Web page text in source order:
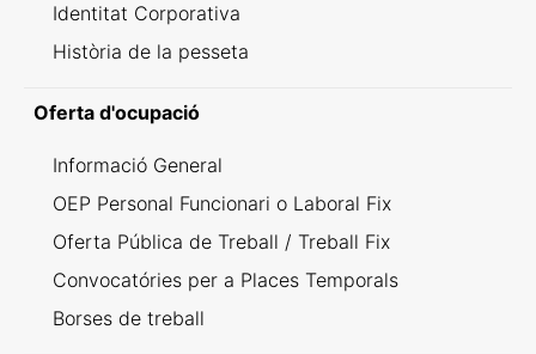
Identitat Corporativa
Història de la pesseta
Oferta d'ocupació
Informació General
OEP Personal Funcionari o Laboral Fix
Oferta Pública de Treball / Treball Fix
Convocatóries per a Places Temporals
Borses de treball